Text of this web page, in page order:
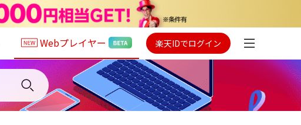
Webプレイヤー 楽天IDでログイン